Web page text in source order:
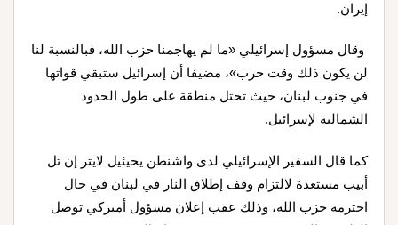
إيران.
وقال مسؤول إسرائيلي «ما لم يهاجمنا حزب الله، فبالنسبة لنا
لن يكون ذلك وقت حرب»، مضيفا أن إسرائيل ستبقي قواتها
في جنوب لبنان، حيث تحتل منطقة على طول الحدود
الشمالية لإسرائيل.
كما قال السفير الإسرائيلي لدى واشنطن يحيئيل لايتر إن تل
أبيب مستعدة لالتزام وقف إطلاق النار في لبنان في حال
احترمه حزب الله، وذلك عقب إعلان مسؤول أميركي توصل